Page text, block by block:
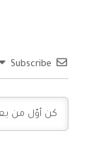
Subscribe